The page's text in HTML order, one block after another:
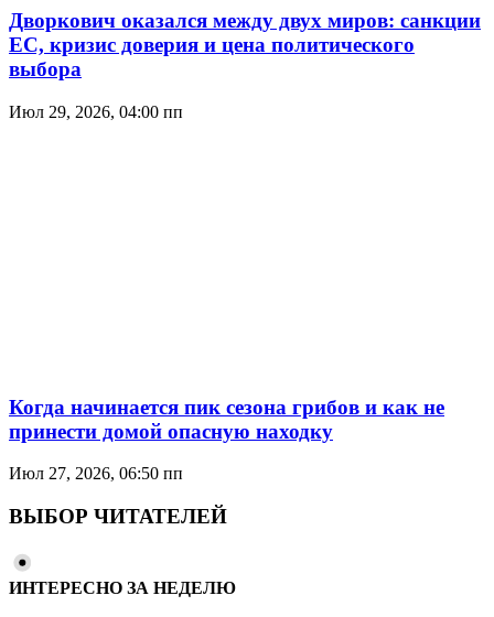
Дворкович оказался между двух миров: санкции
ЕС, кризис доверия и цена политического
выбора
Июл 29, 2026, 04:00 пп
Когда начинается пик сезона грибов и как не
принести домой опасную находку
Июл 27, 2026, 06:50 пп
ВЫБОР ЧИТАТЕЛЕЙ
ИНТЕРЕСНО ЗА НЕДЕЛЮ